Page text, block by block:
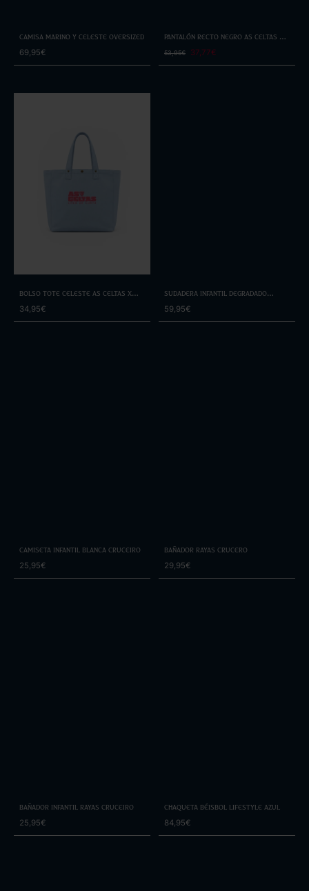
Camisa Marino y Celeste Oversized
69,95€
Pantalón Recto Negro As Celtas By
53,95€ 37,77€
Bolso Tote Celeste As Celtas x
Cero de Costa
34,95€
Sudadera Infantil Degradado
Cruceiro
59,95€
Camiseta Infantil Blanca Cruceiro
25,95€
Bañador Rayas Crucero
29,95€
Bañador Infantil Rayas Cruceiro
25,95€
Chaqueta Béisbol Lifestyle Azul
84,95€